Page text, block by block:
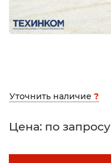
Уточнить наличие ?
Цена: по запросу